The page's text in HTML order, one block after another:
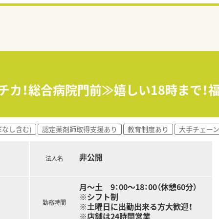
カ！総合病院門前≫嬉しい18時まで
し含む) 認定薬剤師取得支援あり 教育制度あり 大手チェーン
法人名 非公開
勤務時間
月～土 9：00～18：00（休憩60分）
※シフト制
※土曜日に出勤出来る方大歓迎！
※店舗は24時間営業